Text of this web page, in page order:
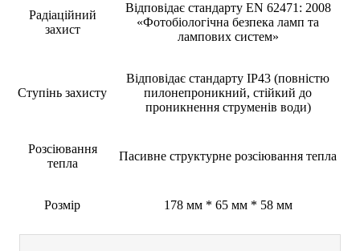
Радіаційний
захист
Відповідає стандарту EN 62471: 2008
«Фотобіологічна безпека ламп та
лампових систем»
Ступінь захисту
Відповідає стандарту IP43 (повністю
пилонепроникний, стійкий до
проникнення струменів води)
Розсіювання
тепла
Пасивне структурне розсіювання тепла
Розмір 178 мм * 65 мм * 58 мм